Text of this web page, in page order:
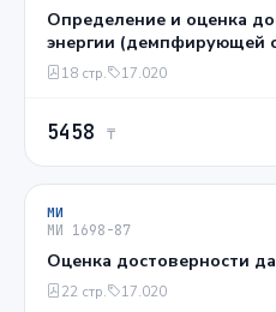
Определение и оценка
энергии (демпфирующей
18 стр. 17.020
5458 ₸
МИ
МИ 1698-87
Оценка достоверности
22 стр. 17.020